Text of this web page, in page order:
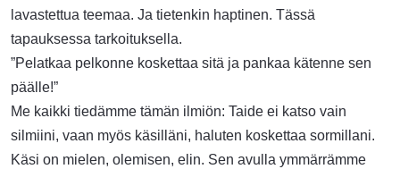
lavastettua teemaa. Ja tietenkin haptinen. Tässä
tapauksessa tarkoituksella.
”Pelatkaa pelkonne koskettaa sitä ja pankaa kätenne sen
päälle!”
Me kaikki tiedämme tämän ilmiön: Taide ei katso vain
silmiini, vaan myös käsilläni, haluten koskettaa sormillani.
Käsi on mielen, olemisen, elin. Sen avulla ymmärrämme